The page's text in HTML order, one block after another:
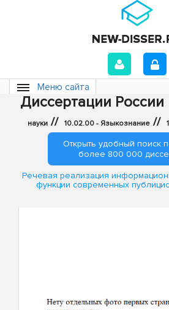
Меню сайта
Диссертации России
науки // 10.02.00 - Языкознание //
Открыть удобный поиск
более 800 000
Речевая реализация
функции современных